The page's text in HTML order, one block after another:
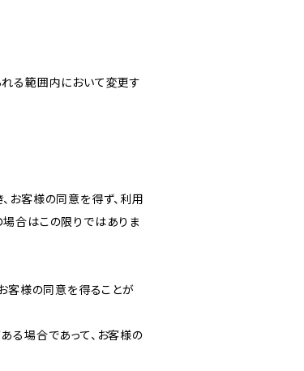
る範囲内において変更す
お客様の同意を得ず、利用
合はこの限りではありま
客様の同意を得ることが
る場合であって、お客様の